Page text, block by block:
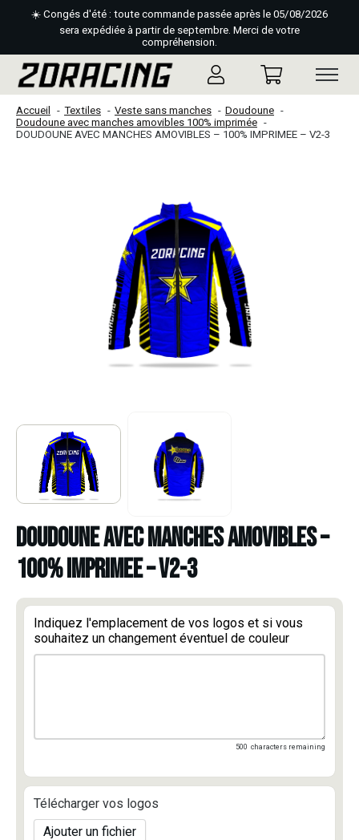
☀️ Congés d'été : toute commande passée après le 05/08/2026
sera expédiée à partir de septembre. Merci de votre
compréhension.
Accueil Textiles Veste sans manches
Doudoune
Doudoune avec manches amovibles 100% imprimée
DOUDOUNE AVEC MANCHES AMOVIBLES – 100% IMPRIMEE – V2-3
DOUDOUNE AVEC MANCHES AMOVIBLES –
100% IMPRIMEE – V2-3
Indiquez l'emplacement de vos logos et si vous
souhaitez un changement éventuel de couleur
500 characters remaining
Télécharger vos logos
Ajouter un fichier